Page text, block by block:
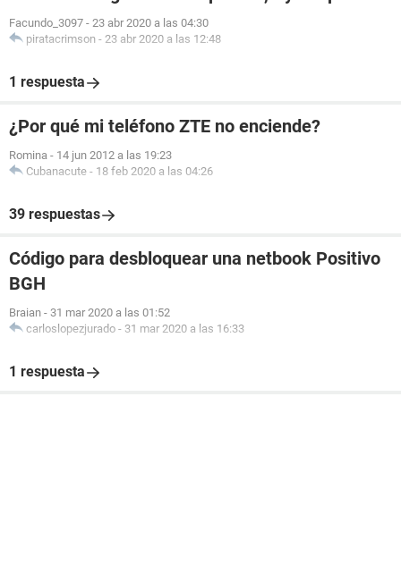
Facundo_3097 - 23 abr 2020 a las 04:30
piratacrimson - 23 abr 2020 a las 12:48
1 respuesta
¿Por qué mi teléfono ZTE no enciende?
Romina - 14 jun 2012 a las 19:23
Cubanacute - 18 feb 2020 a las 04:26
39 respuestas
Código para desbloquear una netbook Positivo
BGH
Braian - 31 mar 2020 a las 01:52
carloslopezjurado - 31 mar 2020 a las 16:33
1 respuesta